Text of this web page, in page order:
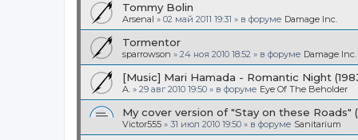
Tommy Bolin
Arsenal » 02 май 2011 19:31 » в форуме Damage Inc.
Tormentor
sparrowson » 24 ноя 2010 18:52 » в форуме Damage Inc.
[Music] Mari Hamada - Romantic Night
A. » 29 авг 2010 19:50 » в форуме Eye Of The Beholder
My cover version of "Stay on these Roads"
Victor555 » 31 июл 2010 19:50 » в форуме Sanitarium